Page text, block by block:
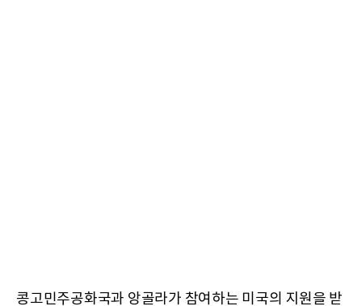
콩고민주공화국과 앙골라가 참여하는 미국의 지원을 받